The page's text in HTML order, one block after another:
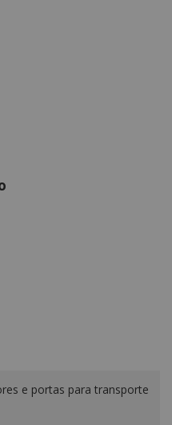
e portas para transporte